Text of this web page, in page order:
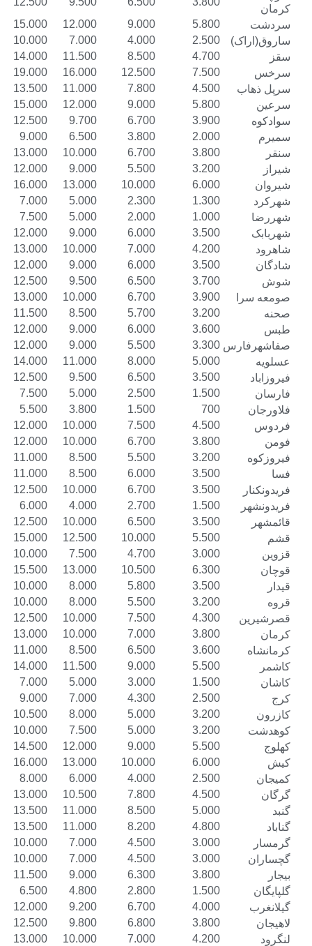
5.800
9.000
12.000
15.000
18.000
2.500
4.000
7.000
10.000
13.000
4.700
8.500
11.500
14.000
17.000
7.500
12.500
16.000
19.000
22.000
4.500
7.800
11.000
13.500
16.500
5.800
9.000
12.000
15.000
18.000
3.900
6.700
9.700
12.500
15.500
2.000
3.800
6.500
9.000
12.000
3.800
6.700
10.000
13.000
16.000
3.200
5.500
9.000
12.000
15.000
6.000
10.000
13.000
16.000
19.000
1.300
2.300
5.000
7.000
10.000
1.000
2.000
5.000
7.500
10.000
3.500
6.000
9.000
12.000
15.000
4.200
7.000
10.000
13.000
16.000
3.500
6.000
9.000
12.000
15.000
3.700
6.500
9.500
12.500
15.500
3.900
6.700
10.000
13.000
16.000
3.200
5.700
8.500
11.500
14.500
3.600
6.000
9.000
12.000
15.000
3.300
5.500
9.000
12.000
15.000
5.000
8.000
11.000
14.000
17.000
3.500
6.500
9.500
12.500
15.500
1.500
2.500
5.000
7.500
10.000
700
1.500
3.800
5.500
7.500
4.500
7.500
10.000
12.000
14.000
3.800
6.700
10.000
12.000
15.000
3.200
5.500
8.500
11.000
14.000
3.500
6.000
8.500
11.000
13.500
3.500
6.700
10.000
12.500
15.000
1.500
2.700
4.000
6.000
7.500
3.500
6.500
10.000
12.500
15.000
5.500
10.000
12.500
15.000
18.000
3.000
4.700
7.500
10.000
12.500
6.300
10.500
13.000
15.500
18.000
3.500
5.800
8.000
10.000
13.000
3.200
5.500
8.000
10.000
12.500
4.300
7.500
10.000
12.500
15.000
3.800
7.000
10.000
13.000
16.000
3.600
6.500
8.500
11.000
13.500
5.500
9.000
11.500
14.000
16.500
1.500
3.000
5.000
7.000
9.500
2.500
4.300
7.000
9.000
11.000
3.200
5.000
8.000
10.500
13.000
3.200
5.000
7.500
10.000
12.500
5.500
9.000
12.000
14.500
17.000
6.000
10.000
13.000
16.000
19.000
2.500
4.000
6.000
8.000
10.000
4.500
7.800
10.500
13.000
16.000
5.000
8.500
11.000
13.500
16.500
4.800
8.200
11.000
13.500
16.500
3.000
4.500
7.000
10.000
12.500
3.000
4.500
7.000
10.000
12.500
3.800
6.300
9.000
11.500
14.000
1.500
2.800
4.800
6.500
8.500
4.000
6.700
9.200
12.000
15.000
3.800
6.800
9.800
12.500
15.000
4.200
7.000
10.000
13.000
15.500